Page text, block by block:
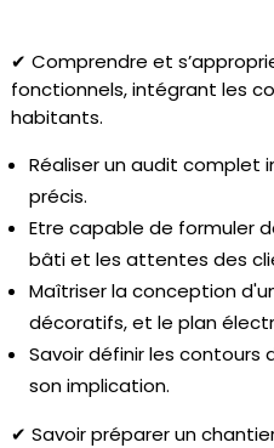
✔ Comprendre et
fonctionnels, intégrant les
habitants.
Réaliser un audit complet
précis.
Etre capable de formuler
bâti et les attentes des
Maîtriser la conception
décoratifs, et le plan
Savoir définir les
son implication.
✔ Savoir préparer un